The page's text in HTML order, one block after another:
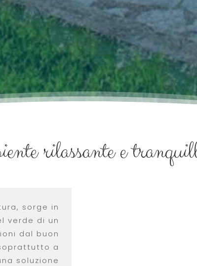
rilassante e
sorge in
verde di un
dal buon
a
soluzione